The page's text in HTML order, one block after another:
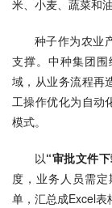
米、小麦、蔬菜和
种子作为农业
支撑。中种集团围
域，从业务流程再
工操作优化为自动
模式。
以“审批文件
度，业务人员需
单，汇总成Excel表